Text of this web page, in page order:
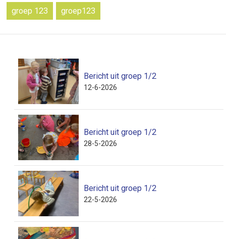
groep 123 groep123
Bericht uit groep 1/2
12-6-2026
Bericht uit groep 1/2
28-5-2026
Bericht uit groep 1/2
22-5-2026